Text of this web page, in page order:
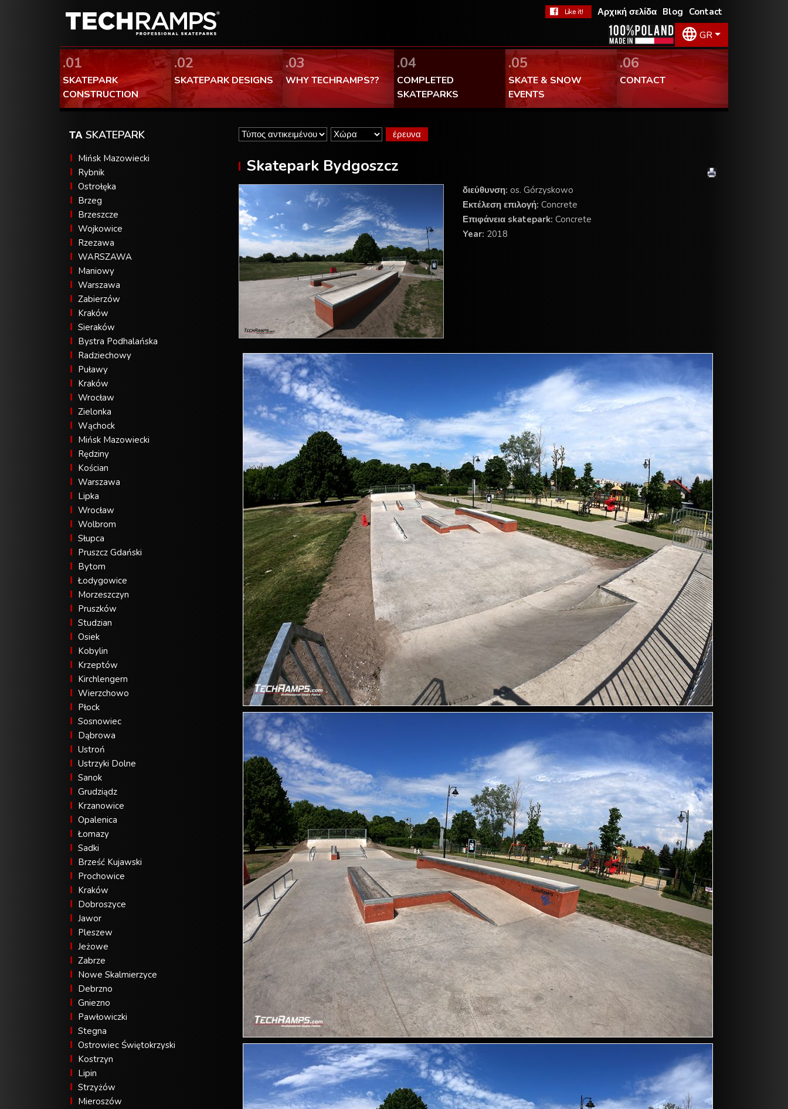
Contact
Blog
Αρχική σελίδα
GR
.01
SKATEPARK
CONSTRUCTION
.02
SKATEPARK DESIGNS
.03
WHY TECHRAMPS??
.04
COMPLETED
SKATEPARKS
.05
SKATE & SNOW
EVENTS
.06
CONTACT
ΤΑ SKATEPARK
Mińsk Mazowiecki
Rybnik
Ostrołęka
Brzeg
Brzeszcze
Wojkowice
Rzezawa
WARSZAWA
Maniowy
Warszawa
Zabierzów
Kraków
Sieraków
Bystra Podhalańska
Radziechowy
Puławy
Kraków
Wrocław
Zielonka
Wąchock
Mińsk Mazowiecki
Rędziny
Kościan
Warszawa
Lipka
Wrocław
Wolbrom
Słupca
Pruszcz Gdański
Bytom
Łodygowice
Morzeszczyn
Pruszków
Studzian
Osiek
Kobylin
Krzeptów
Kirchlengern
Wierzchowo
Płock
Sosnowiec
Dąbrowa
Ustroń
Ustrzyki Dolne
Sanok
Grudziądz
Krzanowice
Opalenica
Łomazy
Sadki
Brześć Kujawski
Prochowice
Kraków
Dobroszyce
Jawor
Pleszew
Jeżowe
Zabrze
Nowe Skalmierzyce
Debrzno
Gniezno
Pawłowiczki
Stegna
Ostrowiec Świętokrzyski
Kostrzyn
Lipin
Strzyżów
Mieroszów
Skatepark Bydgoszcz
διεύθυνση: os. Górzyskowo
Εκτέλεση επιλογή: Concrete
Επιφάνεια skatepark: Concrete
Year: 2018